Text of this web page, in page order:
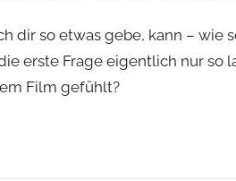
dir so etwas gebe, kann – wie
erste Frage eigentlich nur so
Film gefühlt?